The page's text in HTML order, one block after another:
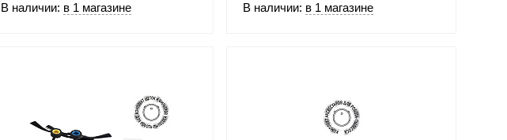
В наличии: в 1 магазине В наличии: в 1 магазине